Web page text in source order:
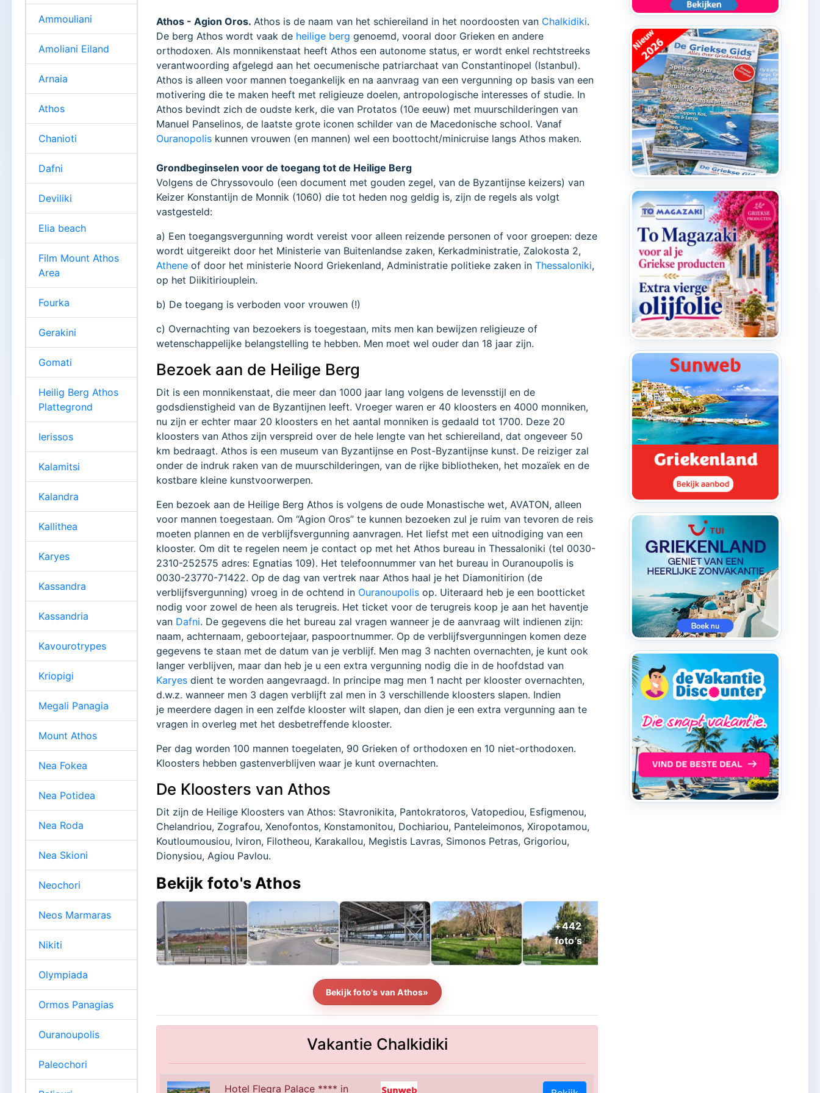
Athos - Agion Oros. Athos is de naam van het schiereiland in het noordoosten van Chalkidiki.
De berg Athos wordt vaak de heilige berg genoemd, vooral door Grieken en andere
orthodoxen. Als monnikenstaat heeft Athos een autonome status, er wordt enkel rechtstreeks
verantwoording afgelegd aan het oecumenische patriarchaat van Constantinopel (Istanbul).
Athos is alleen voor mannen toegankelijk en na aanvraag van een vergunning op basis van een
motivering die te maken heeft met religieuze doelen, antropologische interesses of studie. In
Athos bevindt zich de oudste kerk, die van Protatos (10e eeuw) met muurschilderingen van
Manuel Panselinos, de laatste grote iconen schilder van de Macedonische school. Vanaf
Ouranopolis kunnen vrouwen (en mannen) wel een boottocht/minicruise langs Athos maken.
Grondbeginselen voor de toegang tot de Heilige Berg
Volgens de Chryssovoulo (een document met gouden zegel, van de Byzantijnse keizers) van
Keizer Konstantijn de Monnik (1060) die tot heden nog geldig is, zijn de regels als volgt
vastgesteld:
a) Een toegangsvergunning wordt vereist voor alleen reizende personen of voor groepen: deze
wordt uitgereikt door het Ministerie van Buitenlandse zaken, Kerkadministratie, Zalokosta 2,
Athene of door het ministerie Noord Griekenland, Administratie politieke zaken inThessaloniki,
op het Diikitiriouplein.
b) De toegang is verboden voor vrouwen (!)
c) Overnachting van bezoekers is toegestaan, mits men kan bewijzen religieuze of
wetenschappelijke belangstelling te hebben. Men moet wel ouder dan 18 jaar zijn.
Bezoek aan de Heilige Berg
Dit is een monnikenstaat, die meer dan 1000 jaar lang volgens de levensstijl en de
godsdienstigheid van de Byzantijnen leeft. Vroeger waren er 40 kloosters en 4000 monniken,
nu zijn er echter maar 20 kloosters en het aantal monniken is gedaald tot 1700. Deze 20
kloosters van Athos zijn verspreid over de hele lengte van het schiereiland, dat ongeveer 50
km bedraagt. Athos is een museum van Byzantijnse en Post-Byzantijnse kunst. De reiziger zal
onder de indruk raken van de muurschilderingen, van de rijke bibliotheken, het mozaïek en de
kostbare kleine kunstvoorwerpen.
Een bezoek aan de Heilige Berg Athos is volgens de oude Monastische wet, AVATON, alleen
voor mannen toegestaan. Om “Agion Oros” te kunnen bezoeken zul je ruim van tevoren de reis
moeten plannen en de verblijfsvergunning aanvragen. Het liefst met een uitnodiging van een
klooster. Om dit te regelen neem je contact op met het Athos bureau in Thessaloniki (tel 0030-
2310-252575 adres: Egnatias 109). Het telefoonnummer van het bureau in Ouranoupolis is
0030-23770-71422. Op de dag van vertrek naar Athos haal je het Diamonitirion (de
verblijfsvergunning) vroeg in de ochtend in Ouranoupolis op. Uiteraard heb je een bootticket
nodig voor zowel de heen als terugreis. Het ticket voor de terugreis koop je aan het haventje
van Dafni. De gegevens die het bureau zal vragen wanneer je de aanvraag wilt indienen zijn:
naam, achternaam, geboortejaar, paspoortnummer. Op de verblijfsvergunningen komen deze
gegevens te staan met de datum van je verblijf. Men mag 3 nachten overnachten, je kunt ook
langer verblijven, maar dan heb je u een extra vergunning nodig die in de hoofdstad van
Karyes dient te worden aangevraagd. In principe mag men 1 nacht per klooster overnachten,
d.w.z. wanneer men 3 dagen verblijft zal men in 3 verschillende kloosters slapen. Indien
je meerdere dagen in een zelfde klooster wilt slapen, dan dien je een extra vergunning aan te
vragen in overleg met het desbetreffende klooster.
Per dag worden 100 mannen toegelaten, 90 Grieken of orthodoxen en 10 niet-orthodoxen.
Kloosters hebben gastenverblijven waar je kunt overnachten.
De Kloosters van Athos
Dit zijn de Heilige Kloosters van Athos: Stavronikita, Pantokratoros, Vatopediou, Esfigmenou,
Chelandriou, Zografou, Xenofontos, Konstamonitou, Dochiariou, Panteleimonos, Xiropotamou,
Koutloumousiou, Iviron, Filotheou, Karakallou, Megistis Lavras, Simonos Petras, Grigoriou,
Dionysiou, Agiou Pavlou.
Bekijk foto's Athos
Bekijk foto's van Athos»
Vakantie Chalkidiki
Hotel Flegra Palace **** in
Ammouliani
Amoliani Eiland
Arnaia
Athos
Chanioti
Dafni
Deviliki
Elia beach
Film Mount Athos
Area
Fourka
Gerakini
Gomati
Heilig Berg Athos
Plattegrond
Ierissos
Kalamitsi
Kalandra
Kallithea
Karyes
Kassandra
Kassandria
Kavourotrypes
Kriopigi
Megali Panagia
Mount Athos
Nea Fokea
Nea Potidea
Nea Roda
Nea Skioni
Neochori
Neos Marmaras
Nikiti
Olympiada
Ormos Panagias
Ouranoupolis
Paleochori